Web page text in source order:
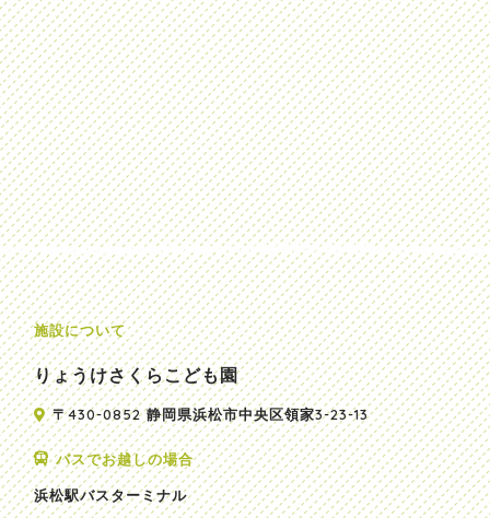
施設について
りょうけさくらこども園
〒430-0852 静岡県浜松市中央区領家3-23-13
バスでお越しの場合
浜松駅バスターミナル